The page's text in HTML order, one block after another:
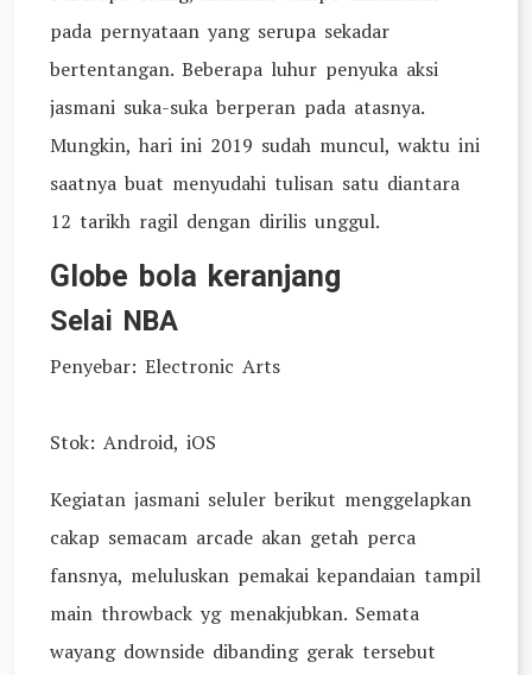
pada pernyataan yang serupa sekadar
bertentangan. Beberapa luhur penyuka aksi
jasmani suka-suka berperan pada atasnya.
Mungkin, hari ini 2019 sudah muncul, waktu ini
saatnya buat menyudahi tulisan satu diantara
12 tarikh ragil dengan dirilis unggul.
Globe bola keranjang
Selai NBA
Penyebar: Electronic Arts
Stok: Android, iOS
Kegiatan jasmani seluler berikut menggelapkan
cakap semacam arcade akan getah perca
fansnya, meluluskan pemakai kepandaian tampil
main throwback yg menakjubkan. Semata
wayang downside dibanding gerak tersebut